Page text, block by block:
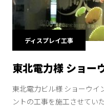
ディスプレイ工事
東北電力様 ショー
東北電力ビル様 ショーウイ
ントの工事を施工させてい